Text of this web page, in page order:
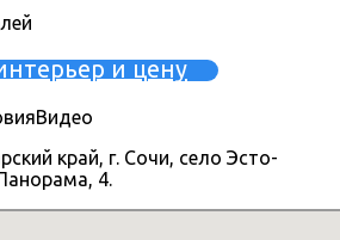
и цену
Видео
край, г. Сочи, село Эсто-
4.